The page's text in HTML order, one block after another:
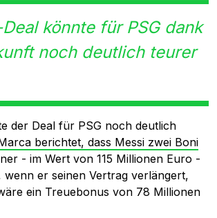
könnte für PSG dank
noch deutlich teurer
der Deal für PSG noch deutlich
berichtet, dass Messi zwei Boni
- im Wert von 115 Millionen Euro -
er seinen Vertrag verlängert,
ein Treuebonus von 78 Millionen